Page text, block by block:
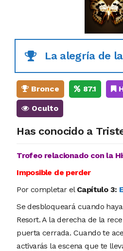
La alegría de
Bronce 87.1
Oculto
Has conocido a
Trofeo relacionado con la
Imposible de perder
Por completar el Capítulo 3:
Se desbloqueará cuando
Resort. A la derecha de la
puerta cerrada. Cuando te
activarás la escena que te